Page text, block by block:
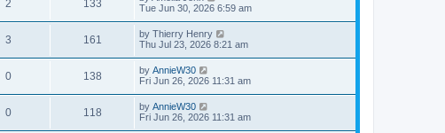
2 133
Tue Jun 30, 2026 6:59 am
3 161 by Thierry Henry
Thu Jul 23, 2026 8:21 am
0 138 by AnnieW30
Fri Jun 26, 2026 11:31 am
0 118 by AnnieW30
Fri Jun 26, 2026 11:31 am